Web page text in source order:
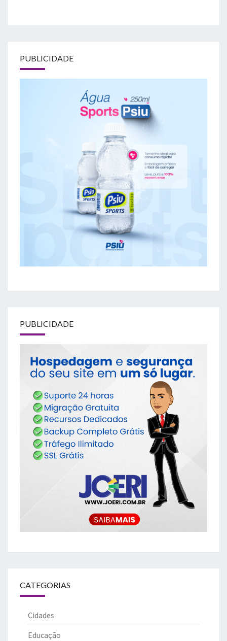
PUBLICIDADE
PUBLICIDADE
CATEGORIAS
Cidades
Educação